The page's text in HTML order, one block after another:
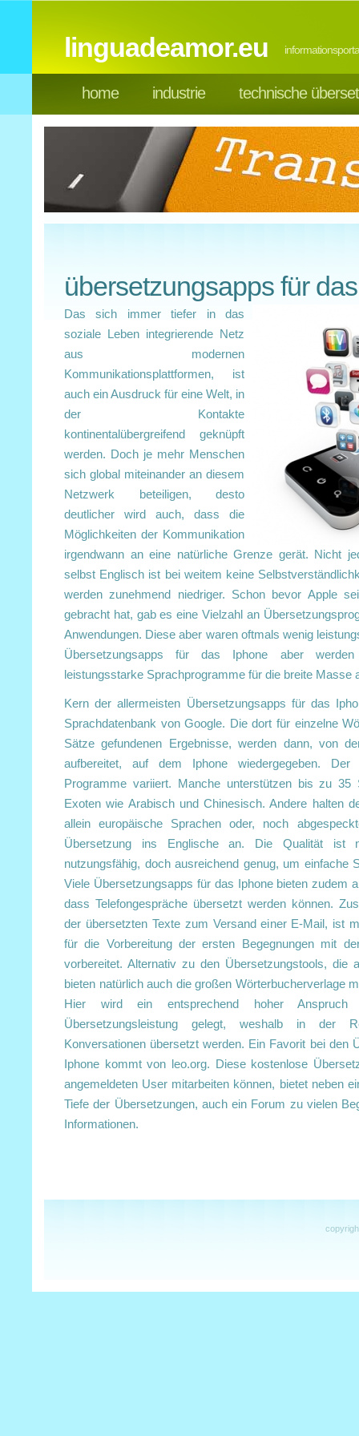
linguadeamor.eu
home industrie technische
übersetzungsapps für
Das sich immer tiefer in das
soziale Leben integrierende Netz
aus modernen
Kommunikationsplattformen, ist
auch ein Ausdruck für eine Welt, in
der Kontakte
kontinentalübergreifend geknüpft
werden. Doch je mehr Menschen
sich global miteinander an diesem
Netzwerk beteiligen, desto
deutlicher wird auch, dass die
Möglichkeiten der Kommunikation
irgendwann an eine natürliche Grenze gerät. Nicht
selbst Englisch ist bei weitem keine
werden zunehmend niedriger. Schon bevor Apple
gebracht hat, gab es eine Vielzahl an
Anwendungen. Diese aber waren oftmals wenig
Übersetzungsapps für das Iphone aber
leistungsstarke Sprachprogramme für die breite Masse
Kern der allermeisten Übersetzungsapps für das
Sprachdatenbank von Google. Die dort für einzelne
Sätze gefundenen Ergebnisse, werden dann, von
aufbereitet, auf dem Iphone wiedergegeben. Der
Programme variiert. Manche unterstützen bis zu 35
Exoten wie Arabisch und Chinesisch. Andere halten
allein europäische Sprachen oder, noch
Übersetzung ins Englische an. Die Qualität ist
nutzungsfähig, doch ausreichend genug, um einfache
Viele Übersetzungsapps für das Iphone bieten zudem
dass Telefongespräche übersetzt werden können.
der übersetzten Texte zum Versand einer E-Mail, ist
für die Vorbereitung der ersten Begegnungen mit
vorbereitet. Alternativ zu den Übersetzungstools, die
bieten natürlich auch die großen Wörterbucherverlage
Hier wird ein entsprechend hoher
Übersetzungsleistung gelegt, weshalb in der
Konversationen übersetzt werden. Ein Favorit bei den
Iphone kommt von leo.org. Diese kostenlose
angemeldeten User mitarbeiten können, bietet neben
Tiefe der Übersetzungen, auch ein Forum zu vielen
Informationen.